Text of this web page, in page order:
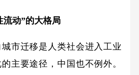
流动”的大格局
迁移是人类社会进入工业
主要途径，中国也不例外。